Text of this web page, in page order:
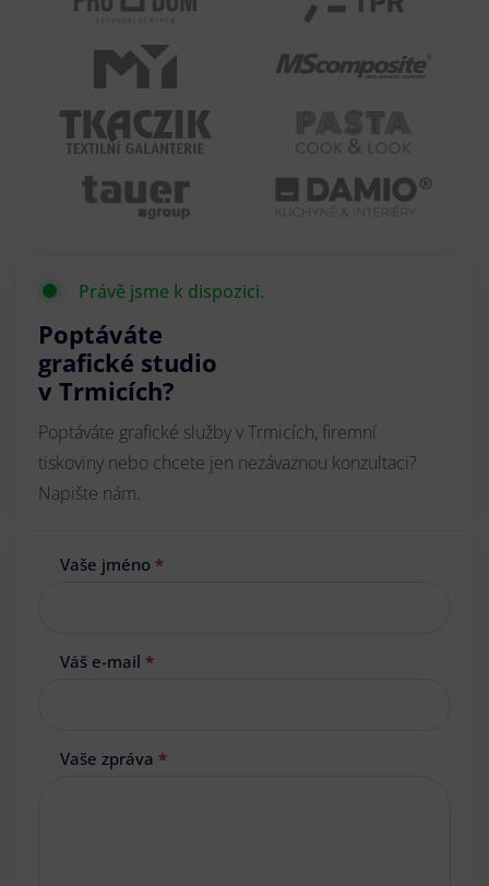
Právě jsme k dispozici.
Poptáváte
grafické studio
v Trmicích?
Poptáváte grafické služby v Trmicích, firemní
tiskoviny nebo chcete jen nezávaznou konzultaci?
Napište nám.
Vaše jméno *
Váš e-mail *
Vaše zpráva *